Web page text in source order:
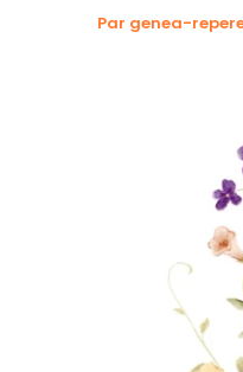
Par genea-